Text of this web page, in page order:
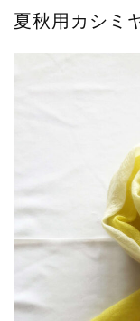
お知らせ
2023.1.1
夏秋用カシ